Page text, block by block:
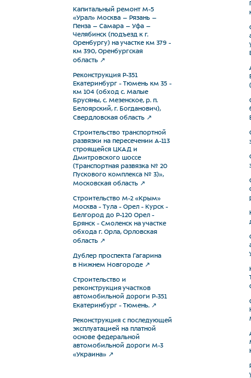
Капитальный ремонт М-5
«Урал» Москва – Рязань –
Пенза – Самара – Уфа –
Челябинск (подъезд к г.
Оренбургу) на участке км 379 -
км 390, Оренбургская
область
Реконструкция Р-351
Екатеринбург - Тюмень км 35 -
км 104 (обход с. Малые
Брусяны, с. Мезенское, р. п.
Белоярский, г. Богданович),
Свердловская область
Строительство транспортной
развязки на пересечении А-113
строящейся ЦКАД и
Дмитровского шоссе
(Транспортная развязка № 20
Пускового комплекса № 3)»,
Московская область
Строительство М-2 «Крым»
Москва - Тула - Орел - Курск -
Белгород до Р-120 Орел -
Брянск - Смоленск на участке
обхода г. Орла, Орловская
область
Дублер проспекта Гагарина
в Нижнем Новгороде
Строительство и
реконструкция участков
автомобильной дороги Р-351
Екатеринбург - Тюмень.
Реконструкция с последующей
эксплуатацией на платной
основе федеральной
автомобильной дороги М-3
«Украина»